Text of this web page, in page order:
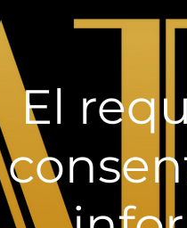
El